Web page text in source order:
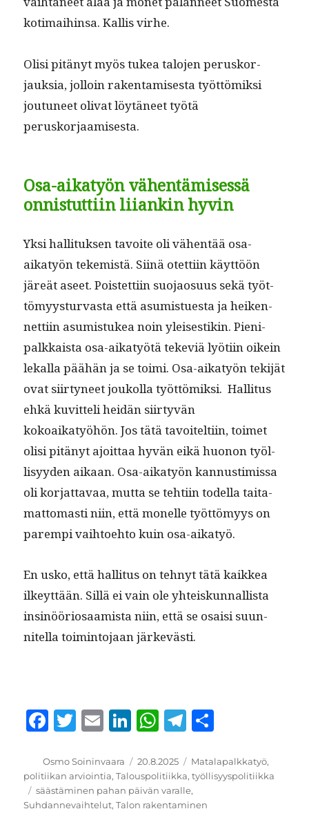
koti­mai­hin­sa. Kallis virhe.
Olisi pitänyt myös tukea talo­jen perusko­r­
jauk­sia, jol­loin rak­en­tamis­es­ta työt­tömik­si
joutuneet oli­vat löytäneet työtä
peruskorjaamisesta.
Osa-aikatyön vähentämisessä
onnistuttiin liiankin hyvin
Yksi hal­li­tuk­sen tavoite oli vähen­tää osa-
aikatyön tekemistä. Siinä otet­ti­in käyt­töön
järeät aseet. Pois­tet­ti­in suo­jao­su­us sekä työt­
tömyys­tur­vas­ta että asum­istues­ta ja heiken­
net­ti­in asum­is­tukea noin yleis­es­tikin. Pieni­
palkkaista osa-aikatyötä teke­viä lyöti­in oikein
lekalla päähän ja se toi­mi. Osa-aikatyön tek­i­jät
ovat siir­tyneet joukol­la työt­tömik­si. Hal­li­tus
ehkä kuvit­teli hei­dän siir­tyvän
kokoaikatyöhön. Jos tätä tavoitelti­in, toimet
olisi pitänyt ajoit­taa hyvän eikä huonon työl­
lisyy­den aikaan. Osa-aikatyön kan­nus­timis­sa
oli kor­jat­tavaa, mut­ta se tehti­in todel­la taita­
mat­tomasti niin, että mon­elle työt­tömyys on
parem­pi vai­h­toe­hto kuin osa-aikatyö.
En usko, että hal­li­tus on tehnyt tätä kaikkea
ilkeyt­tään. Sil­lä ei vain ole yhteiskun­nal­lista
insinööriosaamista niin, että se osaisi suun­
nitel­la toim­into­jaan järkevästi.
F
c
e
b
T
it
te
r
E
ai
l
Li
k
e
d
W
at
s
A
T
e
g
r
a
re
Kirjoittaja
Osmo Soininvaara Julkaistu
20.8.2025 Kategoriat
Matalapalkkatyö,
politiikan arviointia,Talouspolitiikka,työllisyyspolitiikka
Avainsanat
säästäminen pahan päivän varalle,
Suhdannevaihtelut,Talon rakentaminen